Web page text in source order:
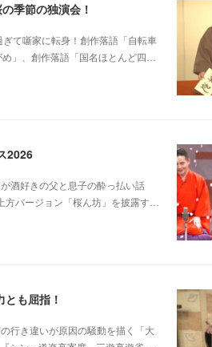
季節の独演会！
て噺家に転身！創作落語「自転車
」、創作落語「国名ほとんど四…
2026
酒好きの父と息子の酔っ払い話
バージョン「桜ん坊」を披露す…
も屈指！
行き違いが原因の騒動を描く「大